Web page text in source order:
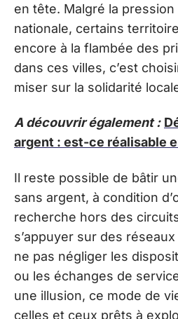
en tête. Malgré la pression
nationale, certains
encore à la flambée des
dans ces villes, c’est
miser sur la solidarité
A découvrir également :
argent : est-ce réalisable
Il reste possible de bâtir
sans argent, à condition
recherche hors des
s’appuyer sur des
ne pas négliger les
ou les échanges de
une illusion, ce mode de
celles et ceux prêts à